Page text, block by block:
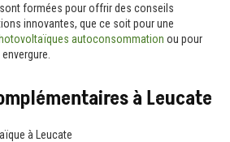
formées pour offrir des conseils
innovantes, que ce soit pour une
autoconsommation ou pour
à Leucate
à Leucate